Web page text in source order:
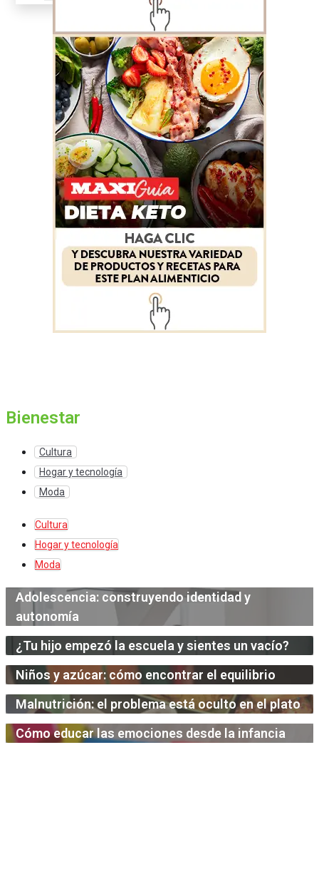
Bienestar
Cultura
Hogar y tecnología
Moda
Cultura
Hogar y tecnología
Moda
Adolescencia: construyendo identidad y
autonomía
¿Tu hijo empezó la escuela y sientes un vacío?
Niños y azúcar: cómo encontrar el equilibrio
Malnutrición: el problema está oculto en el plato
Cómo educar las emociones desde la infancia